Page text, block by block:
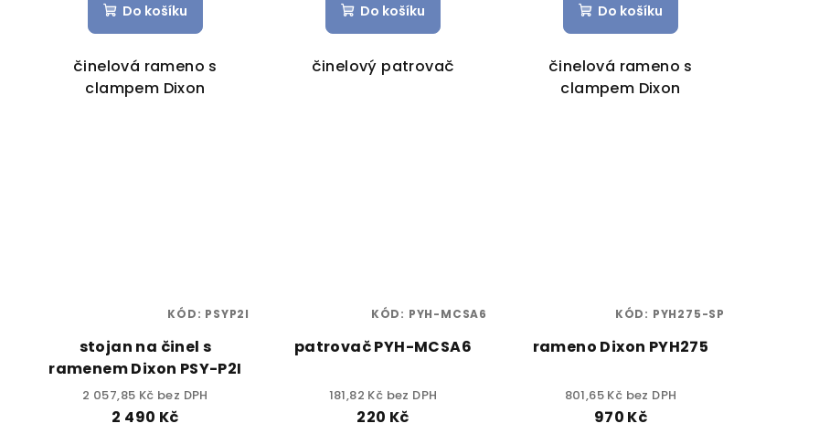
Do košíku
činelová rameno s
clampem Dixon
Do košíku
činelový patrovač
Do košíku
činelová rameno s
clampem Dixon
stojan na činel s
ramenem Dixon PSY-P2I
2 057,85 Kč bez DPH
2 490 Kč
KÓD: PSYP2I
patrovač PYH-MCSA6
181,82 Kč bez DPH
220 Kč
KÓD: PYH-MCSA6
rameno Dixon PYH275
801,65 Kč bez DPH
970 Kč
KÓD: PYH275-SP